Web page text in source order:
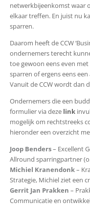
netwerkbijeenkomst waar
elkaar treffen. En juist nu
sparren.
Daarom heeft de CCW
ondernemers terecht
toe gewoon eens even
sparren of ergens eens
Vanuit de CCW wordt dan
Ondernemers die een
formulier via deze link
mogelijk om rechtstreeks
hieronder een overzicht
Joop Benders– Excellent
Allround sparringpartner
Michiel Kranendonk–
Strategie, Michiel ziet een
Gerrit Jan Prakken –
Communicatie en